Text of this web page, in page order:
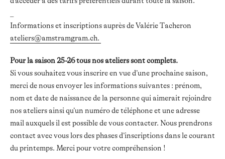
Informations et inscriptions auprès de Valérie Tacheron
ateliers@amstramgram.ch.
Pour la saison 25-26 tous nos ateliers sont complets.
Si vous souhaitez vous inscrire en vue d’une prochaine saison,
merci de nous envoyer les informations suivantes : prénom,
nom et date de naissance de la personne qui aimerait rejoindre
nos ateliers ainsi qu’un numéro de téléphone et une adresse
mail auxquels il est possible de vous contacter. Nous prendrons
contact avec vous lors des phases d’inscriptions dans le courant
du printemps. Merci pour votre compréhension !